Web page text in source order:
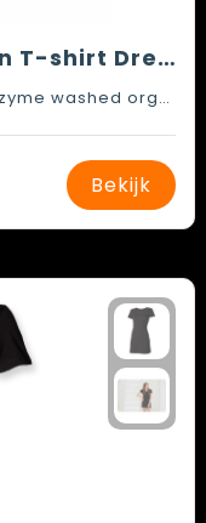
James Harvest American T-shirt Dress Jurk Dames
100% ringgesponnen, gekamd, enzyme washed organisch katoen
Bekijk